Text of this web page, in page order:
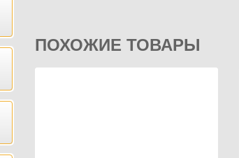
ПОХОЖИЕ ТОВАРЫ